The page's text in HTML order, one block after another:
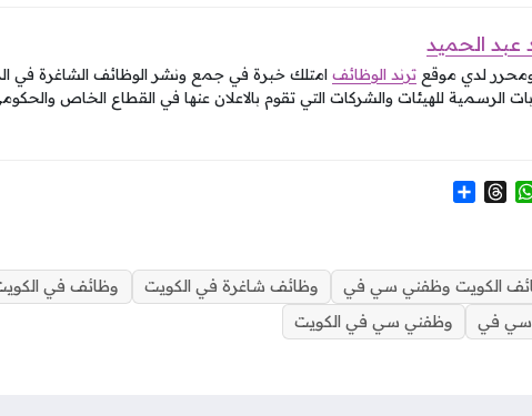
عبد الحميد
لدي موقع ترند الوظائف امتلك خبرة في جمع ونشر الوظائف الشاغرة في
الرسمية للهيئات والشركات التي تقوم بالاعلان عنها في القطاع الخاص
W
s
A
p
p
a
d
s
الكويت وظفني سي في وظائف شاغرة في الكويت
وظائف في
سي في
وظفني سي في الكويت